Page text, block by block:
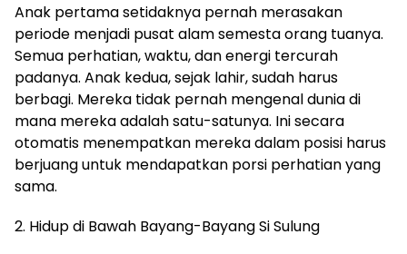
Anak pertama setidaknya pernah merasakan
periode menjadi pusat alam semesta orang tuanya.
Semua perhatian, waktu, dan energi tercurah
padanya. Anak kedua, sejak lahir, sudah harus
berbagi. Mereka tidak pernah mengenal dunia di
mana mereka adalah satu-satunya. Ini secara
otomatis menempatkan mereka dalam posisi harus
berjuang untuk mendapatkan porsi perhatian yang
sama.
2. Hidup di Bawah Bayang-Bayang Si Sulung